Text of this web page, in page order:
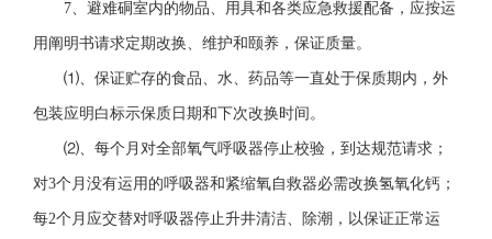
7、避难硐室内的物品、用具和各类应急救援配备，应按运
用阐明书请求定期改换、维护和颐养，保证质量。
⑴、保证贮存的食品、水、药品等一直处于保质期内，外
包装应明白标示保质日期和下次改换时间。
⑵、每个月对全部氧气呼吸器停止校验，到达规范请求；
对3个月没有运用的呼吸器和紧缩氧自救器必需改换氢氧化钙；
每2个月应交替对呼吸器停止升井清洁、除潮，以保证正常运